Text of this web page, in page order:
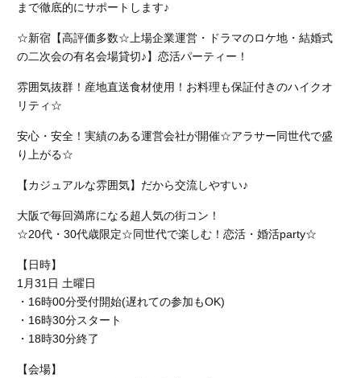
まで徹底的にサポートします♪
☆新宿【高評価多数☆上場企業運営・ドラマのロケ地・結婚式
の二次会の有名会場貸切♪】恋活パーティー！
雰囲気抜群！産地直送食材使用！お料理も保証付きのハイクオ
リティ☆
安心・安全！実績のある運営会社が開催☆アラサー同世代で盛
り上がる☆
【カジュアルな雰囲気】だから交流しやすい♪
大阪で毎回満席になる超人気の街コン！
☆20代・30代歳限定☆同世代で楽しむ！恋活・婚活party☆
【日時】
1月31日 土曜日
・16時00分受付開始(遅れての参加もOK)
・16時30分スタート
・18時30分終了
【会場】